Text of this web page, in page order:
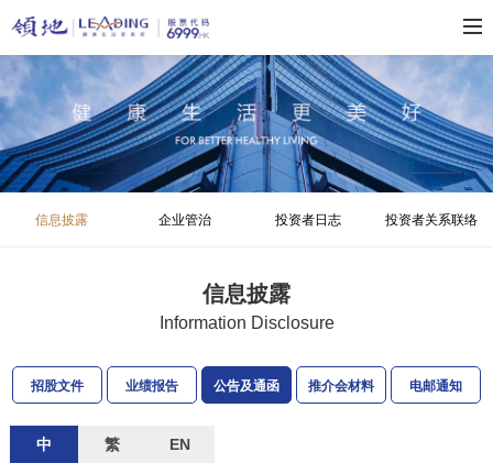
信息披露 企业管治 投资者日志 投资者关系联络
信息披露
Information Disclosure
招股文件 业绩报告 公告及通函 推介会材料 电邮通知
中 繁 EN